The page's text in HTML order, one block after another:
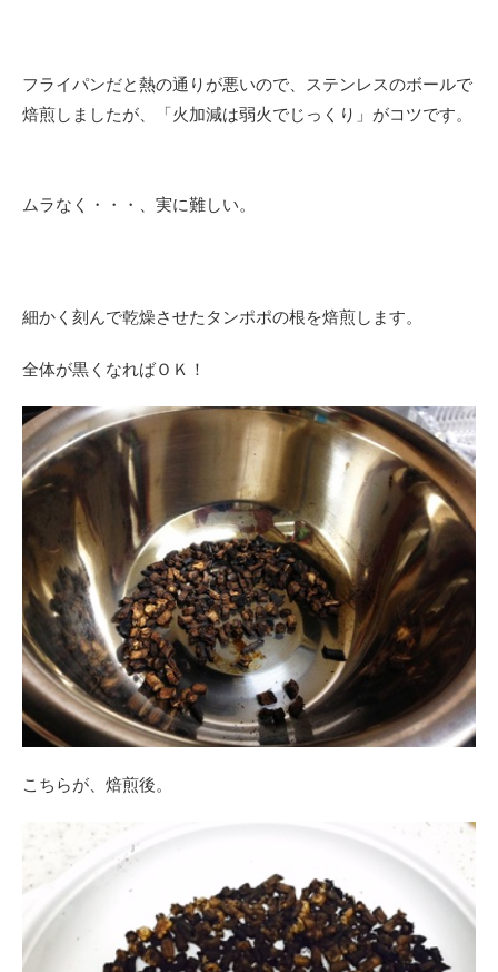
フライパンだと熱の通りが悪いので、ステンレスのボールで
焙煎しましたが、「火加減は弱火でじっくり」がコツです。
ムラなく・・・、 実に難しい。
細かく刻んで乾燥させたタンポポの根を焙煎します。
全体が黒くなればＯＫ！
こちらが、 焙煎後。